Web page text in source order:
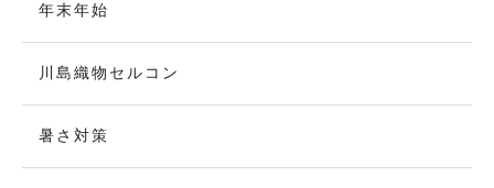
年末年始
川島織物セルコン
暑さ対策